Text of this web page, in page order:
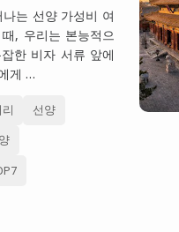
는 선양 가성비 여
, 우리는 본능적으
한 비자 서류 앞에
게 …
선양